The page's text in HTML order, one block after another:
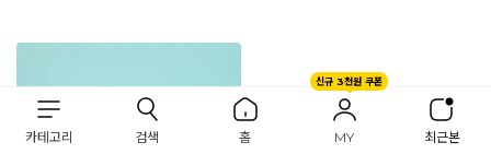
카테고리 검색 홈
신규 3천원 쿠폰
MY 최근본